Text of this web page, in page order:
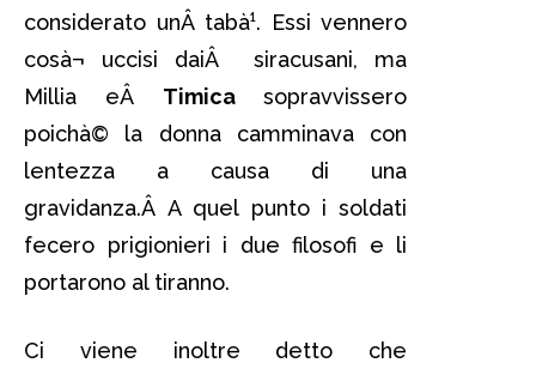
considerato unÂ tabà¹. Essi vennero
cosà¬ uccisi daiÂ siracusani, ma
Millia eÂ Timica sopravvissero
poichà© la donna camminava con
lentezza a causa di una
gravidanza.Â A quel punto i soldati
fecero prigionieri i due filosofi e li
portarono al tiranno.
Ci viene inoltre detto che